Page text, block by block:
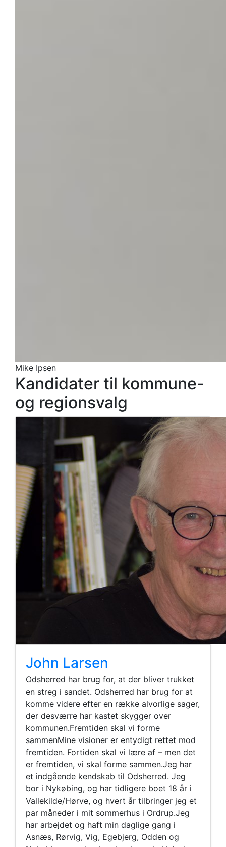
Mike Ipsen
Kandidater til kommune-
og regionsvalg
John Larsen
Odsherred har brug for, at der bliver trukket
en streg i sandet. Odsherred har brug for at
komme videre efter en række alvorlige sager,
der desværre har kastet skygger over
kommunen.Fremtiden skal vi forme
sammenMine visioner er entydigt rettet mod
fremtiden. Fortiden skal vi lære af – men det
er fremtiden, vi skal forme sammen.Jeg har
et indgående kendskab til Odsherred. Jeg
bor i Nykøbing, og har tidligere boet 18 år i
Vallekilde/Hørve, og hvert år tilbringer jeg et
par måneder i mit sommerhus i Ordrup.Jeg
har arbejdet og haft min daglige gang i
Asnæs, Rørvig, Vig, Egebjerg, Odden og